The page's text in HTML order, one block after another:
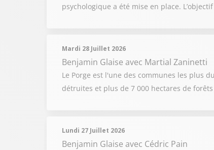
psychologique a été mise en place.
Mardi 28 Juillet 2026
Benjamin Glaise avec Martial Zaninetti
Le Porge est l'une des communes les plus
détruites et plus de 7 000 hectares de
Lundi 27 Juillet 2026
Benjamin Glaise avec Cédric Pain